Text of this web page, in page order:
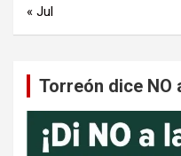
« Jul
Torreón dice NO